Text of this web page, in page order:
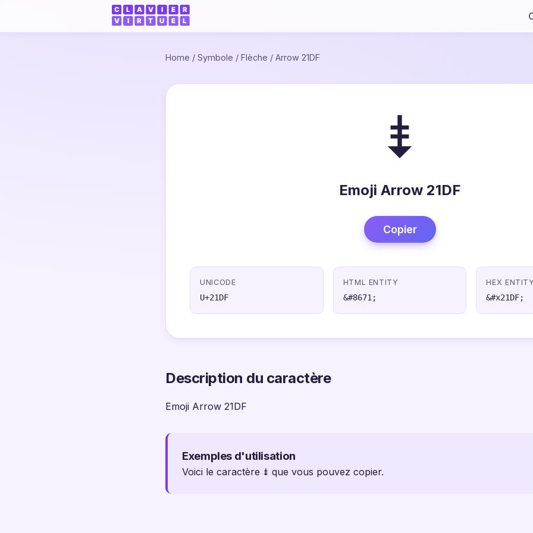
Home / Symbole / Flèche / Arrow 21DF
⇟
Emoji Arrow 21DF
Copier
UNICODE
U+21DF
HTML ENTITY
&#8671;
HEX
&#x21DF;
Description du caractère
Emoji Arrow 21DF
Exemples d'utilisation
Voici le caractère ⇟ que vous pouvez copier.